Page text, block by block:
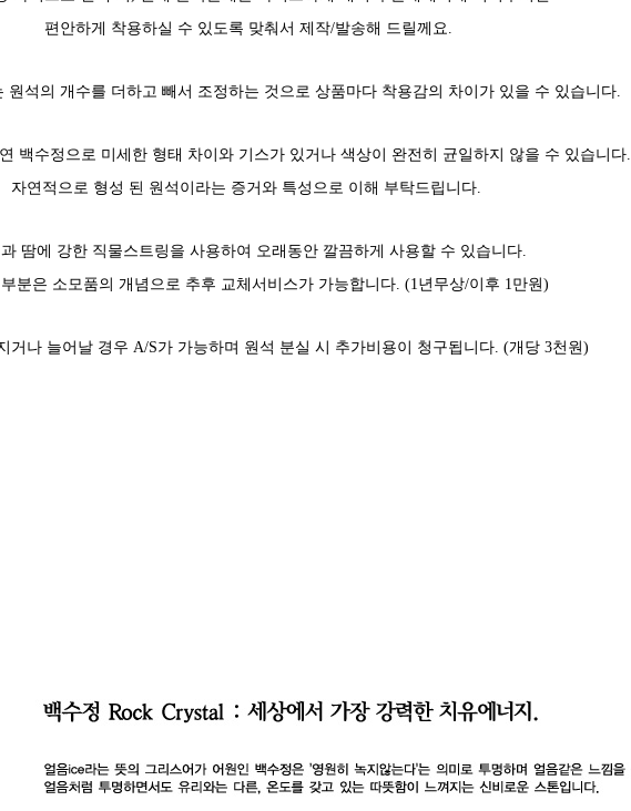
편안하게 착용하실 수 있도록 맞춰서 제작/발송해 드릴께요.
석의 개수를 더하고 빼서 조정하는 것으로 상품마다 착용감의 차이가 있을 수 있습니다.
백수정으로 미세한 형태 차이와 기스가 있거나 색상이 완전히 균일하지 않을 수 있습니다.
자연적으로 형성 된 원석이라는 증거와 특성으로 이해 부탁드립니다.
땀에 강한 직물스트링을 사용하여 오래동안 깔끔하게 사용할 수 있습니다.
분은 소모품의 개념으로 추후 교체서비스가 가능합니다. (1년무상/이후 1만원)
나 늘어날 경우 A/S가 가능하며 원석 분실 시 추가비용이 청구됩니다. (개당 3천원)